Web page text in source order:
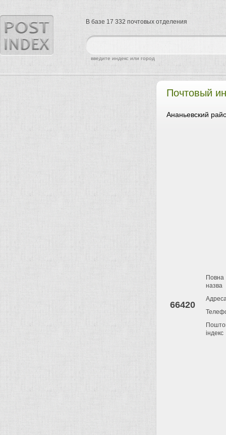
Почтовый
Ананьевский
66420
Повна
назва
індекс
найти
введите индекс или город
В базе 17 332 почтовых отделения